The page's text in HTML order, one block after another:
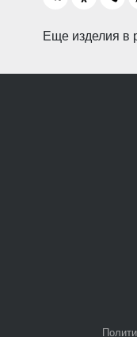
Еще изделия в